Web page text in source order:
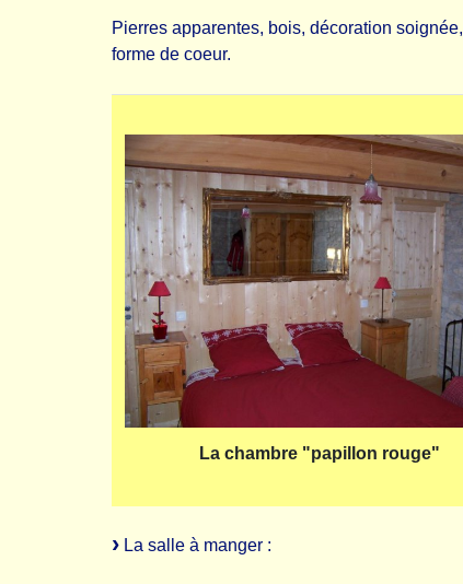
Pierres apparentes, bois, décoration
forme de coeur.
La chambre "papillon rouge"
La salle à manger :